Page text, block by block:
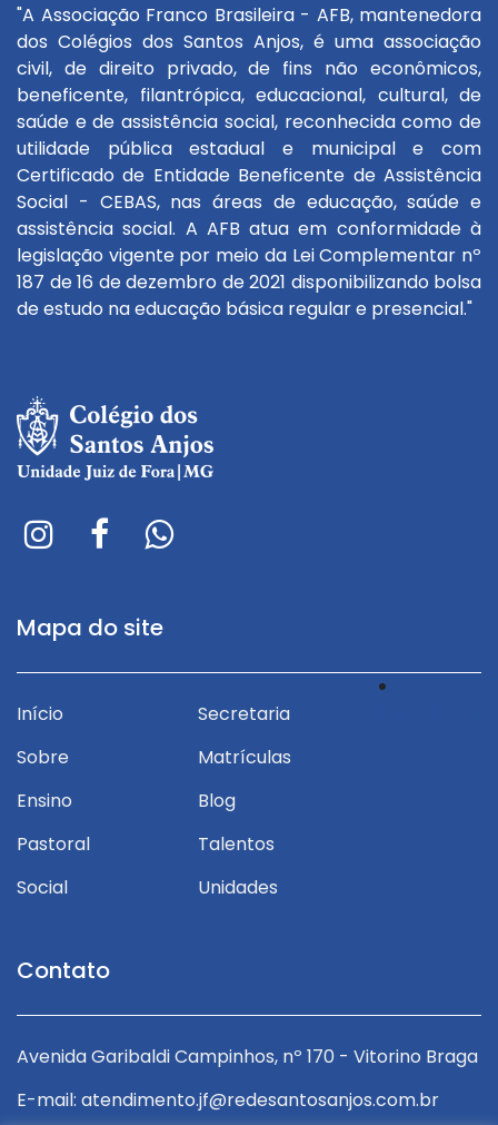
"A Associação Franco Brasileira - AFB, mantenedora
dos Colégios dos Santos Anjos, é uma associação
civil, de direito privado, de fins não econômicos,
beneficente, filantrópica, educacional, cultural, de
saúde e de assistência social, reconhecida como de
utilidade pública estadual e municipal e com
Certificado de Entidade Beneficente de Assistência
Social - CEBAS, nas áreas de educação, saúde e
assistência social. A AFB atua em conformidade à
legislação vigente por meio da Lei Complementar nº
187 de 16 de dezembro de 2021 disponibilizando bolsa
de estudo na educação básica regular e presencial."
Mapa do site
Início
Sobre
Ensino
Pastoral
Social
Secretaria
Matrículas
Blog
Talentos
Unidades
Contato
Avenida Garibaldi Campinhos, nº 170 - Vitorino Braga
E-mail: atendimento.jf@redesantosanjos.com.br